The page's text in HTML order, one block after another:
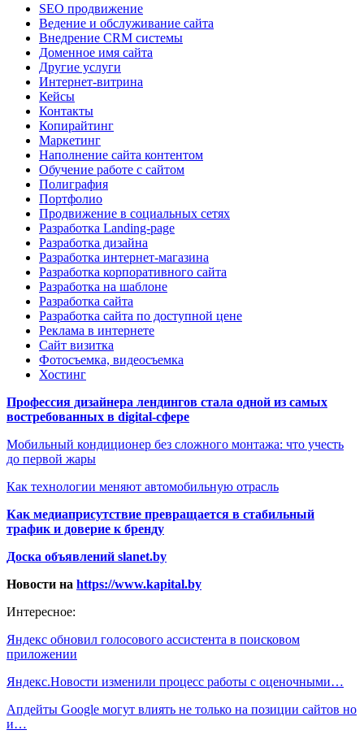
SEO продвижение
Ведение и обслуживание сайта
Внедрение CRM системы
Доменное имя сайта
Другие услуги
Интернет-витрина
Кейсы
Контакты
Копирайтинг
Маркетинг
Наполнение сайта контентом
Обучение работе с сайтом
Полиграфия
Портфолио
Продвижение в социальных сетях
Разработка Landing-page
Разработка дизайна
Разработка интернет-магазина
Разработка корпоративного сайта
Разработка на шаблоне
Разработка сайта
Разработка сайта по доступной цене
Реклама в интернете
Сайт визитка
Фотосъемка, видеосъемка
Хостинг
Профессия дизайнера лендингов стала одной из самых
востребованных в digital-сфере
Мобильный кондиционер без сложного монтажа: что учесть
до первой жары
Как технологии меняют автомобильную отрасль
Как медиаприсутствие превращается в стабильный
трафик и доверие к бренду
Доска объявлений slanet.by
Новости на https://www.kapital.by
Интересное:
Яндекс обновил голосового ассистента в поисковом
приложении
Яндекс.Новости изменили процесс работы с оценочными…
Апдейты Google могут влиять не только на позиции сайтов но
и…